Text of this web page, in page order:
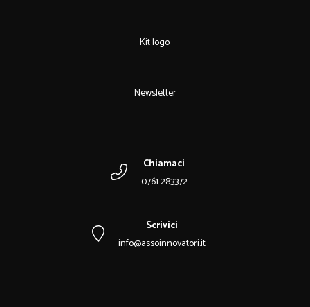
Kit logo
Newsletter
Chiamaci
0761 283372
Scrivici
info@assoinnovatori.it